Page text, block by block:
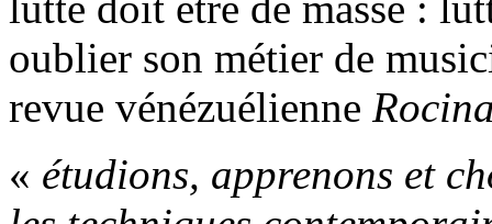
oublier son métier de
revue vénézuélienne
« étudions, apprenons et